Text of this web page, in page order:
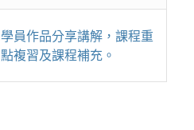
學員作品分享講解，課程重
點複習及課程補充。